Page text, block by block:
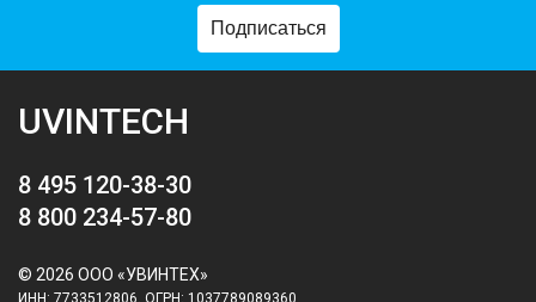
Подписаться
UVINTECH
8 495 120-38-30
8 800 234-57-80
© 2026 ООО «УВИНТЕХ»